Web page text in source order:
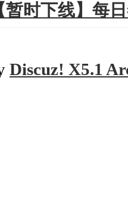
暂时下线】每
Discuz! X5.1